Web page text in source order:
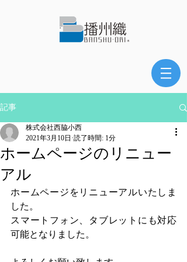
記事
ホームページのリニュー
アル
株式会社西脇小西
2021年3月10日 読了時間: 1分
ホームページをリニューアルいたしま
した。
スマートフォン、タブレットにも対応
可能となりました。